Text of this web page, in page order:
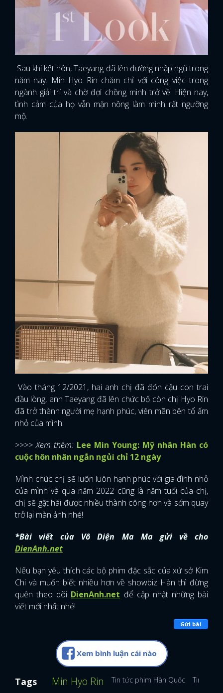
Sau khi kết hôn, Taeyang đã lên đường nhập ngũ trong
năm nay. Min Hyo Rin chăm chỉ với công việc trong
ngành giải trí và chờ đợi chồng mình trở về. Hiện nay,
tình cảm của họ vẫn mặn nồng làm mình rất ngưỡng
mộ.
Vào tháng 12/2021, hai anh chị đã đón cậu con trai
đầu lòng, anh Taeyang đã lên chức bố còn chị Hyo Rin
đã trở thành người mẹ hạnh phúc, viên mãn bên tổ ấm
nhỏ của mình.
>>>> Xem thêm: Lee Min Young: Mỹ nhân Hàn có
cuộc hôn nhân ngắn ngủi chỉ 12 ngày
Mình chúc chị sẽ luôn luôn hạnh phúc với gia đình nhỏ
của mình và qua năm 2022 cũng là năm tuổi của chị,
chị sẽ gặt hái được nhiều thành công hơn và sớm quay
trở lại màn ảnh nhé!
*Bài viết của Vô Diện Ma Ma gửi về cho
DienAnh.net
Nếu bạn yêu thích các bộ phim đặc sắc của xứ sở Kim
Chi và muốn biết nhiều hơn về showbiz Hàn thì đừng
quên theo dõi DienAnh.net để cập nhật những bài
viết mới nhất nhé!
Gửi bài
Xem bình luận cái nào
Tags Min Hyo Rin Tin tức phim Hàn Quốc Tin tổng